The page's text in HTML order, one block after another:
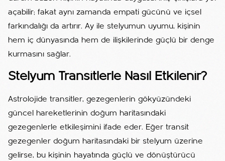
açabilir; fakat aynı zamanda empati gücünü ve içsel
farkındalığı da artırır. Ay ile stelyumun uyumu, kişinin
hem iç dünyasında hem de ilişkilerinde güçlü bir denge
kurmasını sağlar.
Stelyum Transitlerle Nasıl Etkilenir?
Astrolojide transitler, gezegenlerin gökyüzündeki
güncel hareketlerinin doğum haritasındaki
gezegenlerle etkileşimini ifade eder. Eğer transit
gezegenler doğum haritasındaki bir stelyum üzerine
gelirse, bu kişinin hayatında güçlü ve dönüştürücü